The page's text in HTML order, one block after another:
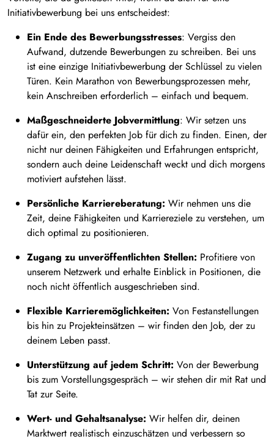
Initiativbewerbung bei uns entscheidest:
Ein Ende des Bewerbungsstresses: Vergiss den
Aufwand, dutzende Bewerbungen zu schreiben. Bei uns
ist eine einzige Initiativbewerbung der Schlüssel zu vielen
Türen. Kein Marathon von Bewerbungsprozessen mehr,
kein Anschreiben erforderlich – einfach und bequem.
Maßgeschneiderte Jobvermittlung: Wir setzen uns
dafür ein, den perfekten Job für dich zu finden. Einen, der
nicht nur deinen Fähigkeiten und Erfahrungen entspricht,
sondern auch deine Leidenschaft weckt und dich morgens
motiviert aufstehen lässt.
Persönliche Karriereberatung: Wir nehmen uns die
Zeit, deine Fähigkeiten und Karriereziele zu verstehen, um
dich optimal zu positionieren.
Zugang zu unveröffentlichten Stellen: Profitiere von
unserem Netzwerk und erhalte Einblick in Positionen, die
noch nicht öffentlich ausgeschrieben sind.
Flexible Karrieremöglichkeiten: Von Festanstellungen
bis hin zu Projekteinsätzen – wir finden den Job, der zu
deinem Leben passt.
Unterstützung auf jedem Schritt: Von der Bewerbung
bis zum Vorstellungsgespräch – wir stehen dir mit Rat und
Tat zur Seite.
Wert- und Gehaltsanalyse: Wir helfen dir, deinen
Marktwert realistisch einzuschätzen und verbessern so